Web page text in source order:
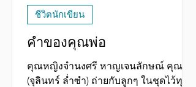
คำของคุณพ่อ
คุณหญิงจำนงศรี หาญเจนลักษณ์ คุณพ่อ
(จุลินทร์ ล่ำซำ) ถ่ายกับลูกๆ ในชุดไว้ทุกข์
ชีวิตนักเขียน